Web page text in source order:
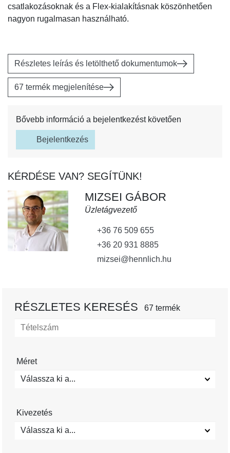
csatlakozásoknak és a Flex-kialakításnak köszönhetően
nagyon rugalmasan használható.
Részletes leírás és letölthető dokumentumok
67 termék megjelenítése
Bővebb információ a bejelentkezést követően
Bejelentkezés
KÉRDÉSE VAN? SEGÍTÜNK!
MIZSEI GÁBOR
Üzletágvezető
+36 76 509 655
+36 20 931 8885
mizsei@hennlich.hu
RÉSZLETES KERESÉS 67 termék
Méret
Válassza ki a...
Kivezetés
Válassza ki a...